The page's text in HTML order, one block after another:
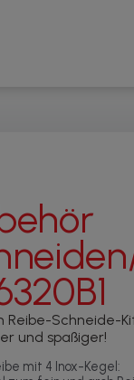
Reibe-Schneide-
und spaßiger!
mit 4 Inox-Kegel: